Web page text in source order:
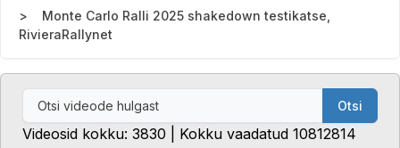
Monte Carlo Ralli 2025 shakedown testikatse,
RivieraRallynet
Otsi
Videosid kokku: 3830 | Kokku vaadatud 10812814